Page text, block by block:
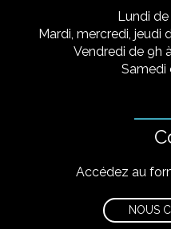
Lundi de
Mardi, mercredi, jeudi
Vendredi de 9h
Samedi
Accédez au
NOUS